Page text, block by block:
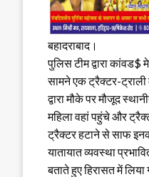
बहादराबाद।
पुलिस टीम द्वारा कांवड$
सामने एक ट्रैक्टर-ट्राली
द्वारा मौके पर मौजूद
महिला वहां पहुंचे और
ट्रैक्टर हटाने से साफ
यातायात व्यवस्था
बताते हुए हिरासत में